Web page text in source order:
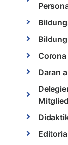
Corona
Daran
Editorial